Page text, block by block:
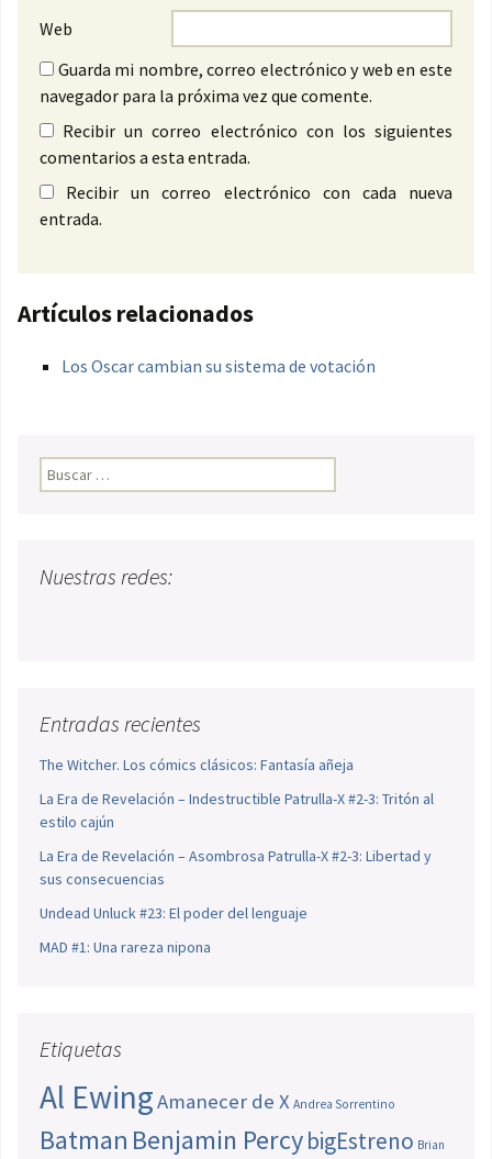
Web
Guarda mi nombre, correo electrónico y web en este
navegador para la próxima vez que comente.
Recibir un correo electrónico con los siguientes
comentarios a esta entrada.
Recibir un correo electrónico con cada nueva
entrada.
Artículos relacionados
Los Oscar cambian su sistema de votación
Buscar:
Nuestras redes:
Entradas recientes
The Witcher. Los cómics clásicos: Fantasía añeja
La Era de Revelación – Indestructible Patrulla-X #2-3: Tritón al
estilo cajún
La Era de Revelación – Asombrosa Patrulla-X #2-3: Libertad y
sus consecuencias
Undead Unluck #23: El poder del lenguaje
MAD #1: Una rareza nipona
Etiquetas
Al EwingAmanecer de X Andrea Sorrentino
Batman Benjamin PercybigEstreno Brian